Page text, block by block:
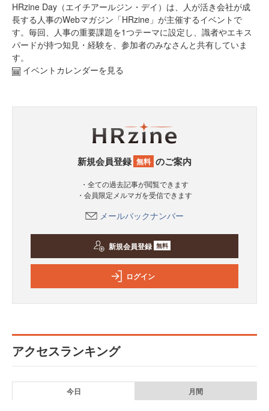
HRzine Day（エイチアールジン・デイ）は、人が活き会社が成
長する人事のWebマガジン「HRzine」が主催するイベントで
す。毎回、人事の重要課題を1つテーマに設定し、識者やエキス
パードが持つ知見・経験を、参加者のみなさんと共有していま
す。
イベントカレンダーを見る
新規会員登録 無料 のご案内
・全ての過去記事が閲覧できます
・会員限定メルマガを受信できます
メールバックナンバー
新規会員登録 無料
ログイン
アクセスランキング
今日 月間